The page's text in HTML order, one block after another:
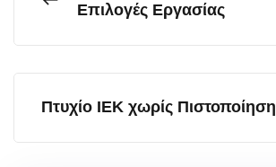
Επιλογές Εργασίας
Πτυχίο ΙΕΚ χωρίς Πιστοποίηση